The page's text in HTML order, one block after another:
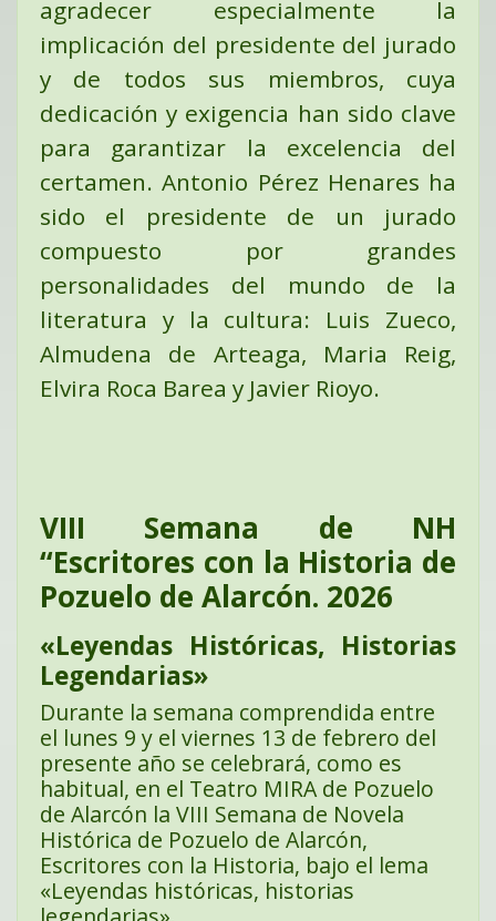
agradecer especialmente la
implicación del presidente del jurado
y de todos sus miembros, cuya
dedicación y exigencia han sido clave
para garantizar la excelencia del
certamen. Antonio Pérez Henares ha
sido el presidente de un jurado
compuesto por grandes
personalidades del mundo de la
literatura y la cultura: Luis Zueco,
Almudena de Arteaga, Maria Reig,
Elvira Roca Barea y Javier Rioyo.
VIII Semana de NH
“Escritores con la Historia de
Pozuelo de Alarcón. 2026
«Leyendas Históricas, Historias
Legendarias»
Durante la semana comprendida entre
el lunes 9 y el viernes 13 de febrero del
presente año se celebrará, como es
habitual, en el Teatro MIRA de Pozuelo
de Alarcón la VIII Semana de Novela
Histórica de Pozuelo de Alarcón,
Escritores con la Historia, bajo el lema
«Leyendas históricas, historias